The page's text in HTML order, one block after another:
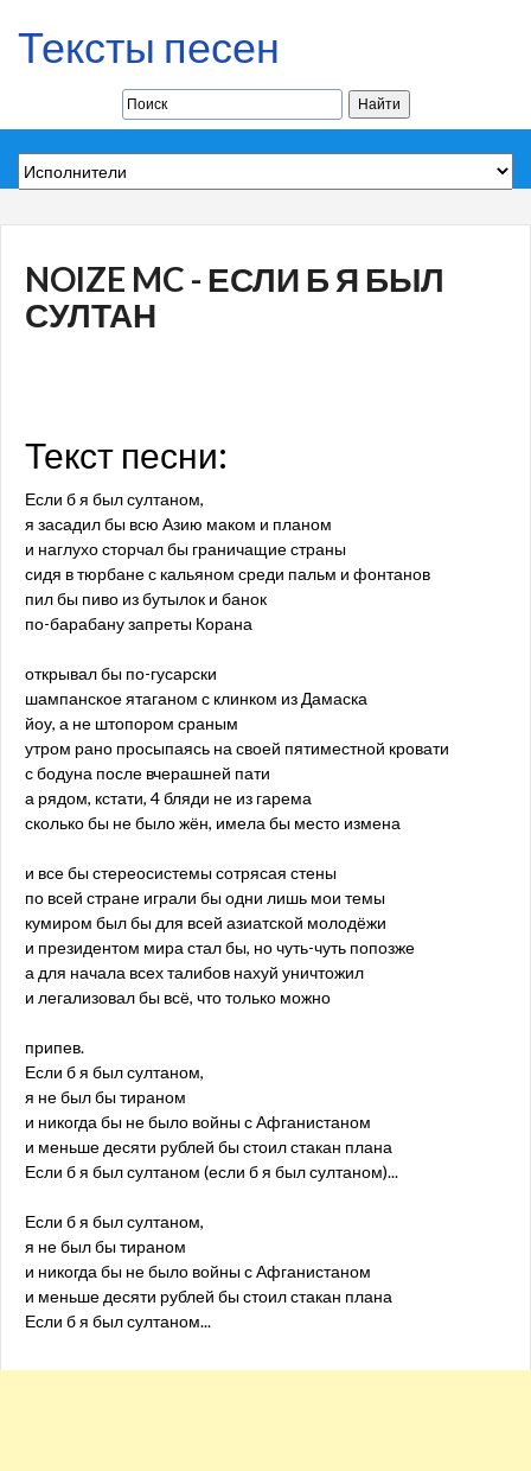
Тексты песен
NOIZE MC - ЕСЛИ Б Я БЫЛ
СУЛТАН
Текст песни:
Если б я был султаном,
я засадил бы всю Азию маком и планом
и наглухо сторчал бы граничащие страны
сидя в тюрбане с кальяном среди пальм и фонтанов
пил бы пиво из бутылок и банок
по-барабану запреты Корана
открывал бы по-гусарски
шампанское ятаганом с клинком из Дамаска
йоу, а не штопором сраным
утром рано просыпаясь на своей пятиместной кровати
с бодуна после вчерашней пати
а рядом, кстати, 4 бляди не из гарема
сколько бы не было жён, имела бы место измена
и все бы стереосистемы сотрясая стены
по всей стране играли бы одни лишь мои темы
кумиром был бы для всей азиатской молодёжи
и президентом мира стал бы, но чуть-чуть попозже
а для начала всех талибов нахуй уничтожил
и легализовал бы всё, что только можно
припев.
Если б я был султаном,
я не был бы тираном
и никогда бы не было войны с Афганистаном
и меньше десяти рублей бы стоил стакан плана
Если б я был султаном (если б я был султаном)...
Если б я был султаном,
я не был бы тираном
и никогда бы не было войны с Афганистаном
и меньше десяти рублей бы стоил стакан плана
Если б я был султаном...